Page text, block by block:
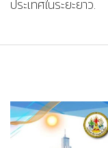
ประเทศในระยะยาว.